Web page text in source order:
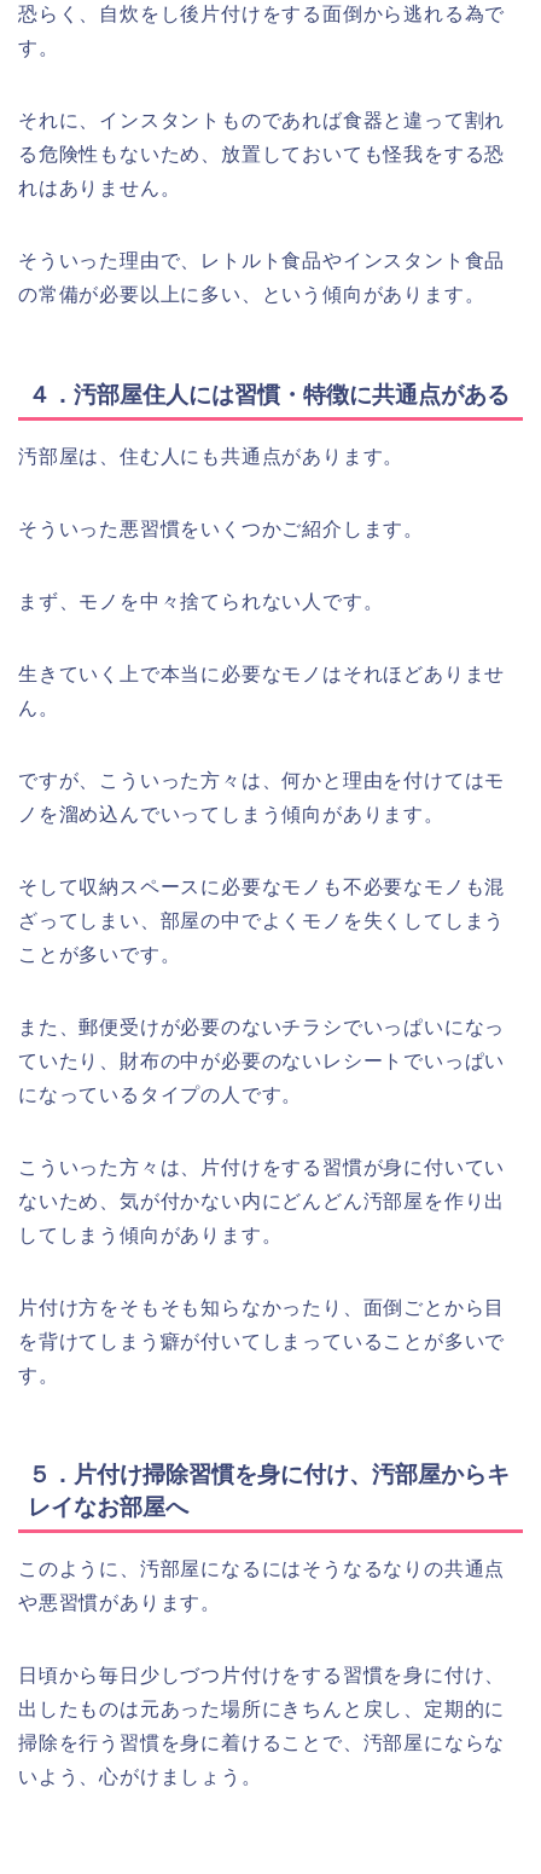
恐らく、自炊をし後片付けをする面倒から逃れる為で
す。
それに、インスタントものであれば食器と違って割れ
る危険性もないため、放置しておいても怪我をする恐
れはありません。
そういった理由で、レトルト食品やインスタント食品
の常備が必要以上に多い、という傾向があります。
４．汚部屋住人には習慣・特徴に共通点がある
汚部屋は、住む人にも共通点があります。
そういった悪習慣をいくつかご紹介します。
まず、モノを中々捨てられない人です。
生きていく上で本当に必要なモノはそれほどありませ
ん。
ですが、こういった方々は、何かと理由を付けてはモ
ノを溜め込んでいってしまう傾向があります。
そして収納スペースに必要なモノも不必要なモノも混
ざってしまい、部屋の中でよくモノを失くしてしまう
ことが多いです。
また、郵便受けが必要のないチラシでいっぱいになっ
ていたり、財布の中が必要のないレシートでいっぱい
になっているタイプの人です。
こういった方々は、片付けをする習慣が身に付いてい
ないため、気が付かない内にどんどん汚部屋を作り出
してしまう傾向があります。
片付け方をそもそも知らなかったり、面倒ごとから目
を背けてしまう癖が付いてしまっていることが多いで
す。
５．片付け掃除習慣を身に付け、汚部屋からキ
レイなお部屋へ
このように、汚部屋になるにはそうなるなりの共通点
や悪習慣があります。
日頃から毎日少しづつ片付けをする習慣を身に付け、
出したものは元あった場所にきちんと戻し、定期的に
掃除を行う習慣を身に着けることで、汚部屋にならな
いよう、心がけましょう。